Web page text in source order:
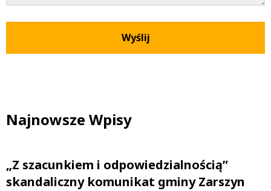
Najnowsze Wpisy
„Z szacunkiem i odpowiedzialnością”
skandaliczny komunikat gminy Zarszyn